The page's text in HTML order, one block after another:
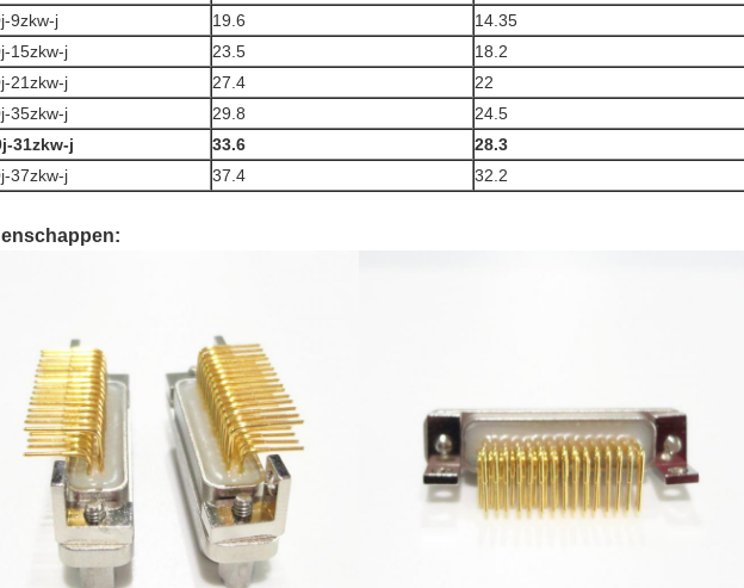
9zkw-j
19.6
14.35
15zkw-j
23.5
18.2
21zkw-j
27.4
22
35zkw-j
29.8
24.5
31zkw-j
33.6
28.3
37zkw-j
37.4 32.2